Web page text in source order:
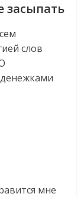
засыпать
слов
мне